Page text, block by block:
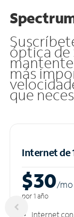
óptica
más
que
Internet de
$30/mo
por 1 año
Internet